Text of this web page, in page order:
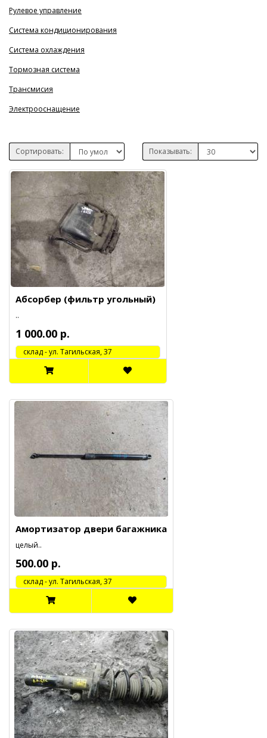
Рулевое управление
Система кондиционирования
Система охлаждения
Тормозная система
Трансмисия
Электрооснащение
Сортировать: Показывать:
Абсорбер (фильтр угольный)
..
1 000.00 р.
cклад - ул. Тагильская, 37
Амортизатор двери багажника
целый..
500.00 р.
cклад - ул. Тагильская, 37